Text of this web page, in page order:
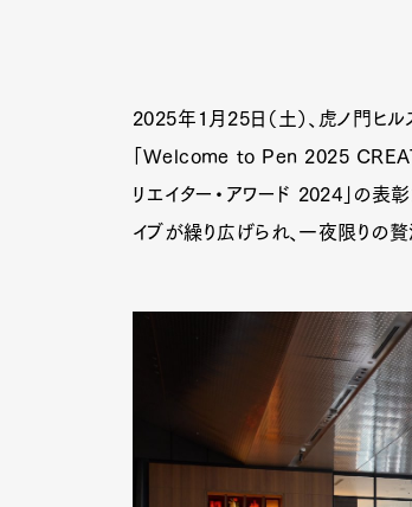
2025年1月25日（土）、虎ノ門ヒ
「Welcome to Pen 2025
リエイター・アワード 2024」の表
イブが繰り広げられ、一夜限りの贅